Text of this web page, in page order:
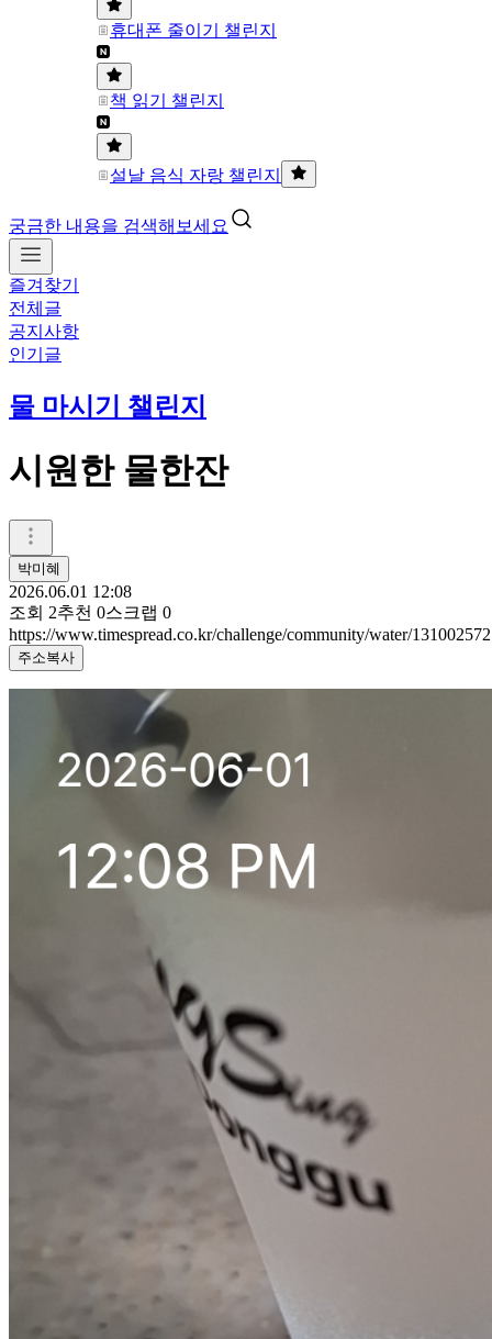
휴대폰 줄이기 챌린지
책 읽기 챌린지
설날 음식 자랑 챌린지
궁금한 내용을 검색해보세요
즐겨찾기
전체글
공지사항
인기글
물 마시기 챌린지
시원한 물한잔
박미혜
2026.06.01 12:08
조회 2추천 0스크랩 0
https://www.timespread.co.kr/challenge/community/water/131002572
주소복사